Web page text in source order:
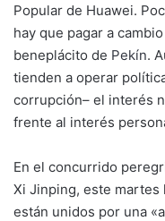
Popular de Huawei.
hay que pagar a
beneplácito de Pekín.
tienden a operar
corrupción– el interés
frente al interés
En el concurrido
Xi Jinping, este martes
están unidos por una